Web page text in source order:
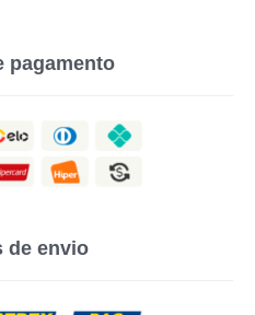
pagamento
de envio